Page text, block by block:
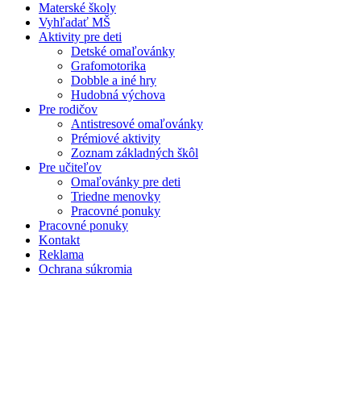
Materské školy
Vyhľadať MŠ
Aktivity pre deti
Detské omaľovánky
Grafomotorika
Dobble a iné hry
Hudobná výchova
Pre rodičov
Antistresové omaľovánky
Prémiové aktivity
Zoznam základných škôl
Pre učiteľov
Omaľovánky pre deti
Triedne menovky
Pracovné ponuky
Pracovné ponuky
Kontakt
Reklama
Ochrana súkromia